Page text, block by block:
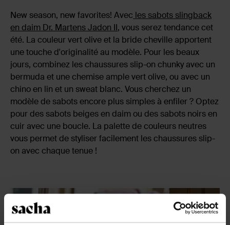
New season, new favorites! Avec les sabots slingback
en daim Dr. Martens Jadon II, vous serez tendance cet
été. La couleur vert olive et la bride cheville apportent
une touche d'originalité au modèle. Pour les beaux
jours, combinez les chaussures slip-on chunky avec un
bermuda et une chemise ample vert olive, ou avec un
chino en lin et un sweat blanc. Vous cherchez un
modèle de sabots encore plus simples à enfiler ? Optez
pour des sabots beiges en daim ou des sabots noirs en
cuir avec une boucle. La palette de couleurs neutres
vous permet de styliser facilement les chaussures slip-
on avec chaque tenue !